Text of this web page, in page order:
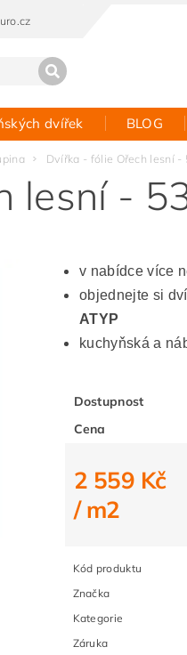
dvířek BLOG
Dvířka - fólie Ořech lesní -
lesní -
v nabídce více
objednejte si
ATYP
kuchyňská a
Dostupnost
Cena
2 559 Kč
/ m2
Kód produktu
Značka
Kategorie
Záruka